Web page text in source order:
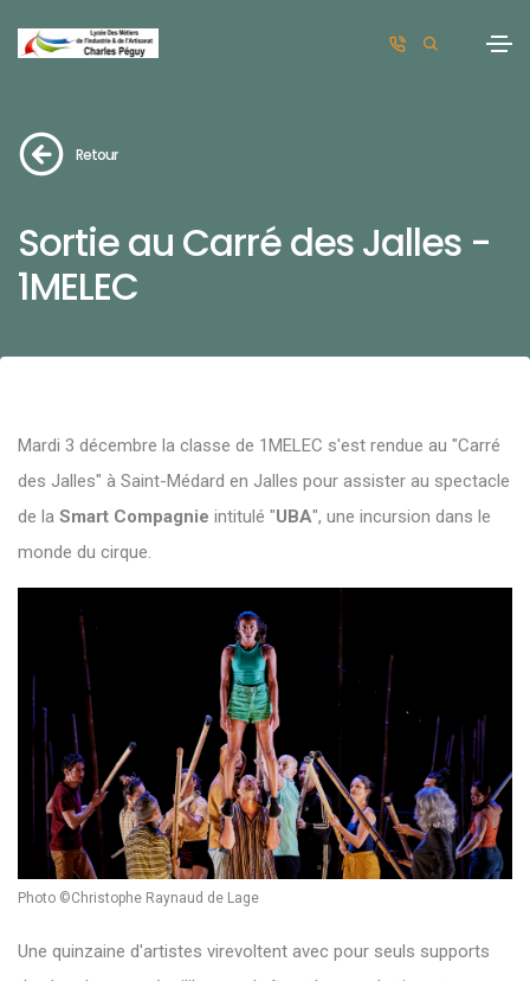
Retour
Sortie au Carré des Jalles -
1MELEC
Mardi 3 décembre la classe de 1MELEC s'est rendue au "Carré
des Jalles" à Saint-Médard en Jalles pour assister au spectacle
de la Smart Compagnie intitulé "UBA", une incursion dans le
monde du cirque.
Photo ©Christophe Raynaud de Lage
Une quinzaine d'artistes virevoltent avec pour seuls supports